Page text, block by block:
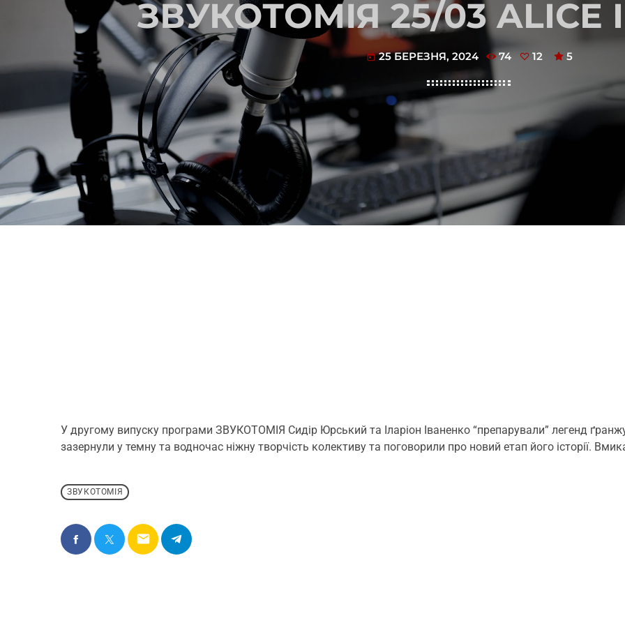
ЗВУКОТОМІЯ 25/03 ALICE
today 25 БЕРЕЗНЯ, 2024 74 12 5
У другому випуску програми ЗВУКОТОМІЯ Сидір Юрський та Іларіон Іваненко “препарували” легенд
зазернули у темну та водночас ніжну творчість колективу та поговорили про новий етап його історії.
ЗВУКОТОМІЯ
email